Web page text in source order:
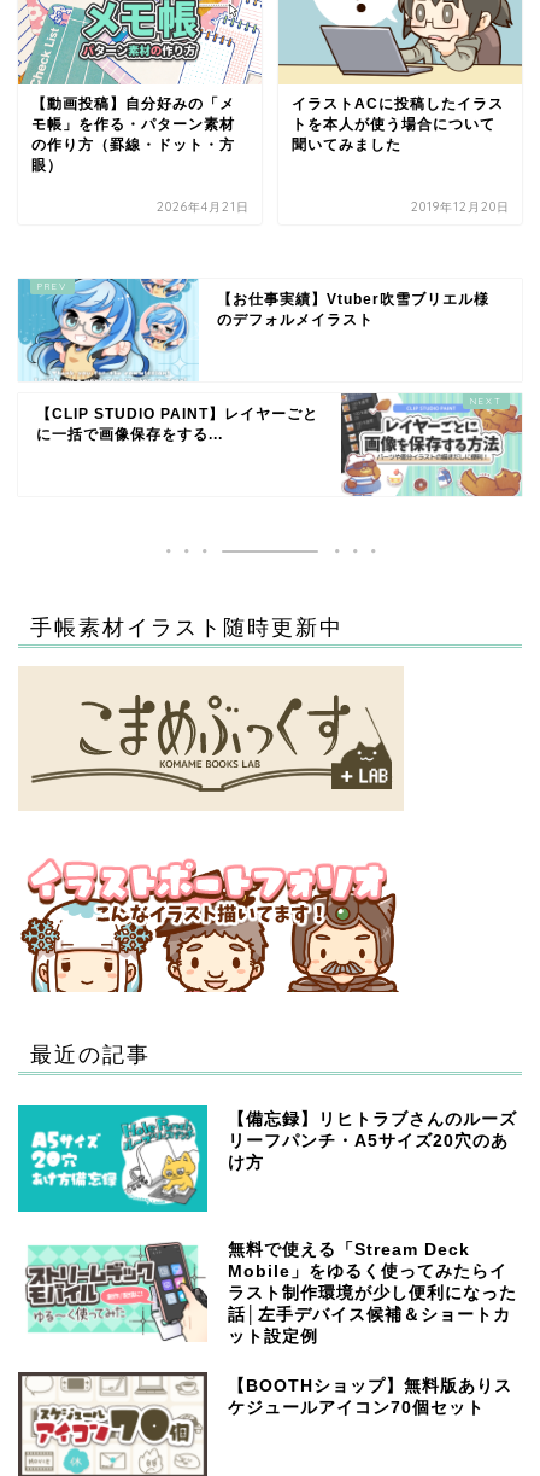
【動画投稿】自分好みの「メ
モ帳」を作る・パターン素材
の作り方（罫線・ドット・方
眼）
2026年4月21日
イラストACに投稿したイラス
トを本人が使う場合について
聞いてみました
2019年12月20日
【お仕事実績】Vtuber吹雪ブリエル様
のデフォルメイラスト
【CLIP STUDIO PAINT】レイヤーごと
に一括で画像保存をする...
手帳素材イラスト随時更新中
最近の記事
【備忘録】リヒトラブさんのルーズ
リーフパンチ・A5サイズ20穴のあ
け方
無料で使える「Stream Deck
Mobile」をゆるく使ってみたらイ
ラスト制作環境が少し便利になった
話│左手デバイス候補＆ショートカ
ット設定例
【BOOTHショップ】無料版ありス
ケジュールアイコン70個セット